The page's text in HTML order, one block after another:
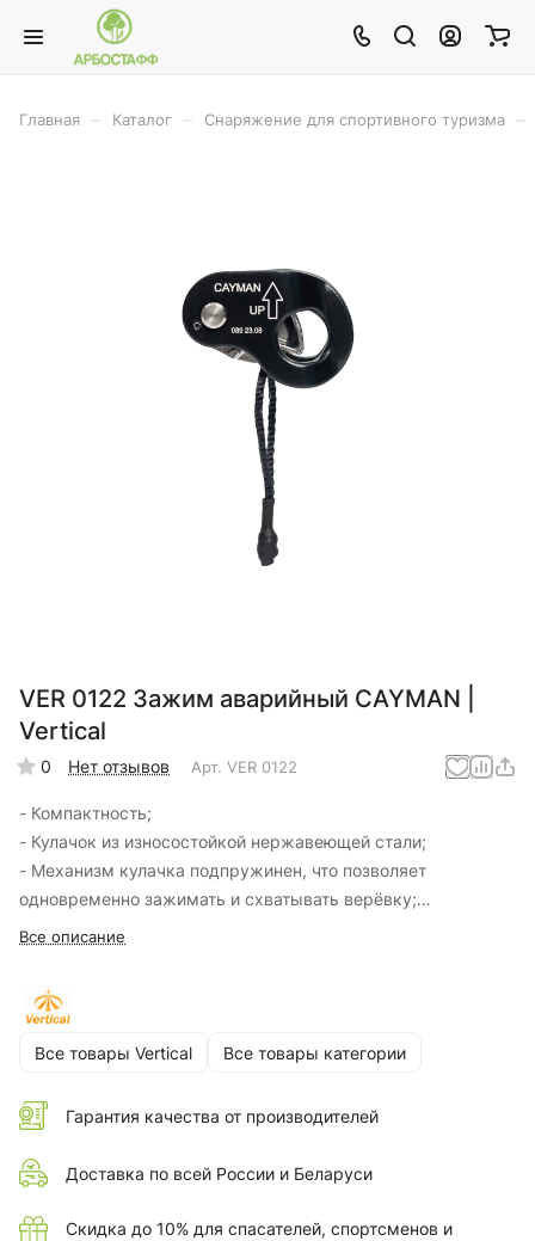
Главная Каталог Снаряжение для спортивного туризма
VER 0122 Зажим аварийный CAYMAN |
Vertical
0 Нет отзывов Арт. VER 0122
- Компактность;
- Кулачок из износостойкой нержавеющей стали;
- Механизм кулачка подпружинен, что позволяет
одновременно зажимать и схватывать верёвку;
- Допустимый диаметр верёвок, мм – 8-13;
Материал изготовления:
- Кулачок – Нержавеющая сталь;
- Щёчки – Алюминиевый сплав;
Масса, г – 92 +/-9
Все описание
Все товары Vertical Все товары категории
Гарантия качества от производителей
Доставка по всей России и Беларуси
Скидка до 10% для спасателей, спортсменов и